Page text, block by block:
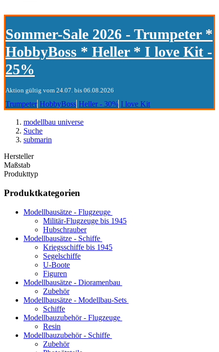
Sommer-Sale 2026 - Trumpeter *
HobbyBoss * Heller * I love Kit -
25%
Aktion gültig vom 24.07. bis 06.08.2026
Trumpeter HobbyBoss Heller - 30% I love Kit
modellbau universe
Suche
submarin
Hersteller
Maßstab
Produkttyp
Produktkategorien
Modellbausätze - Flugzeuge
Militär-Flugzeuge bis 1945
Hubschrauber
Modellbausätze - Schiffe
Kriegsschiffe bis 1945
Segelschiffe
U-Boote
Figuren
Modellbausätze - Dioramenbau
Zubehör
Modellbausätze - Modellbau-Sets
Schiffe
Modellbauzubehör - Flugzeuge
Resin
Modellbauzubehör - Schiffe
Zubehör